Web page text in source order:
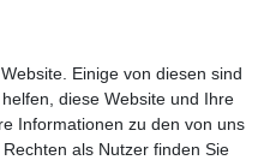
Topmarken
WIR AKZEPTIEREN
Einige von diesen sind
diese Website und Ihre
Informationen zu den von uns
als Nutzer finden Sie